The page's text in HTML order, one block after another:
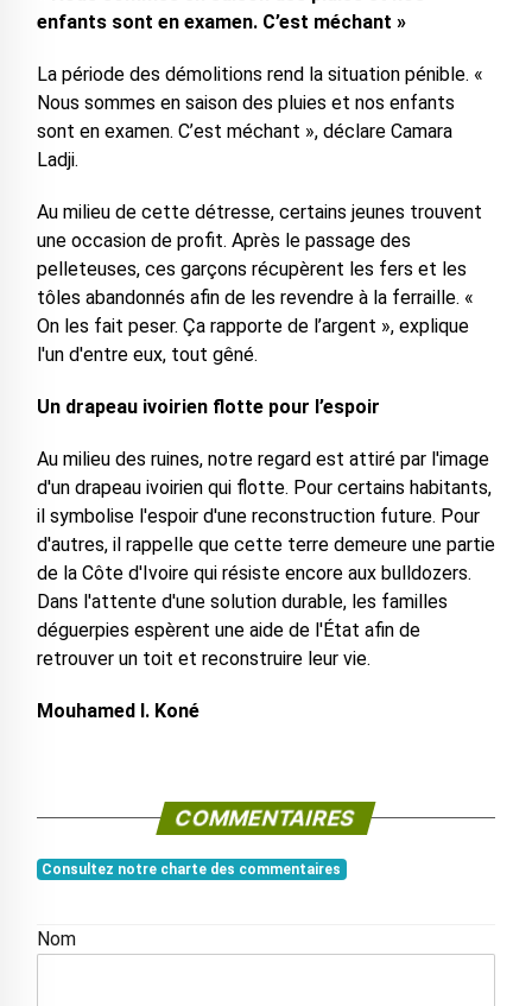
enfants sont en examen. C’est méchant »
La période des démolitions rend la situation pénible. «
Nous sommes en saison des pluies et nos enfants
sont en examen. C’est méchant », déclare Camara
Ladji.
Au milieu de cette détresse, certains jeunes trouvent
une occasion de profit. Après le passage des
pelleteuses, ces garçons récupèrent les fers et les
tôles abandonnés afin de les revendre à la ferraille. «
On les fait peser. Ça rapporte de l’argent », explique
l'un d'entre eux, tout gêné.
Un drapeau ivoirien flotte pour l’espoir
Au milieu des ruines, notre regard est attiré par l'image
d'un drapeau ivoirien qui flotte. Pour certains habitants,
il symbolise l'espoir d'une reconstruction future. Pour
d'autres, il rappelle que cette terre demeure une partie
de la Côte d'Ivoire qui résiste encore aux bulldozers.
Dans l'attente d'une solution durable, les familles
déguerpies espèrent une aide de l'État afin de
retrouver un toit et reconstruire leur vie.
Mouhamed I. Koné
COMMENTAIRES
Consultez notre charte des commentaires
Nom